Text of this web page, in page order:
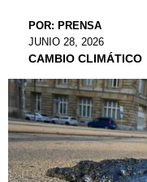
POR: PRENSA
JUNIO 28, 2026
CAMBIO CLIMÁTICO